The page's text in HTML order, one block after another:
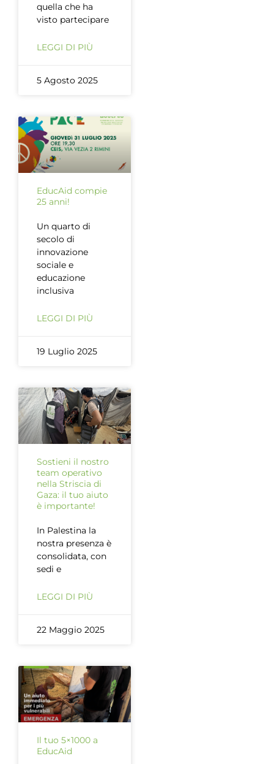
quella che ha
visto partecipare
LEGGI DI PIÙ
5 Agosto 2025
EducAid compie
25 anni!
Un quarto di
secolo di
innovazione
sociale e
educazione
inclusiva
LEGGI DI PIÙ
19 Luglio 2025
Sostieni il nostro
team operativo
nella Striscia di
Gaza: il tuo aiuto
è importante!
In Palestina la
nostra presenza è
consolidata, con
sedi e
LEGGI DI PIÙ
22 Maggio 2025
Il tuo 5×1000 a
EducAid